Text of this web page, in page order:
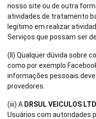
nosso site ou de outra
atividades de tratamento
legítimo em realizar
Serviços que possam ser
(II) Qualquer dúvida sobre
como por exemplo
informações pessoais
provedores.
(iii) A DRSUL VEICULOS
Usuários com autoridades